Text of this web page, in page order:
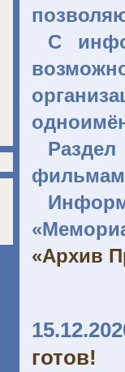
С
Раздел
«Архив
готов!